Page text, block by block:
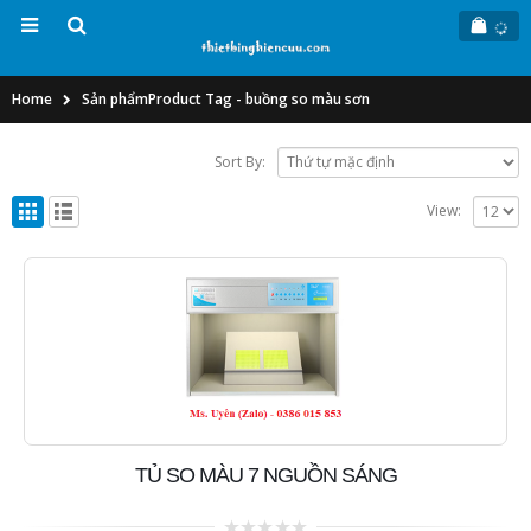
Home Sản phẩmProduct Tag - buồng so màu sơn
Sort By:
View:
TỦ SO MÀU 7 NGUỒN SÁNG